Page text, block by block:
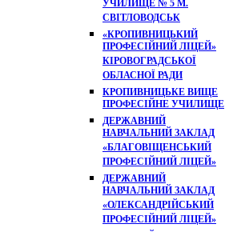
УЧИЛИЩЕ № 5 М.
СВІТЛОВОДСЬК
«КРОПИВНИЦЬКИЙ
ПРОФЕСІЙНИЙ ЛІЦЕЙ»
КІРОВОГРАДСЬКОЇ
ОБЛАСНОЇ РАДИ
КРОПИВНИЦЬКЕ ВИЩЕ
ПРОФЕСІЙНЕ УЧИЛИЩЕ
ДЕРЖАВНИЙ
НАВЧАЛЬНИЙ ЗАКЛАД
«БЛАГОВІЩЕНСЬКИЙ
ПРОФЕСІЙНИЙ ЛІЦЕЙ»
ДЕРЖАВНИЙ
НАВЧАЛЬНИЙ ЗАКЛАД
«ОЛЕКСАНДРІЙСЬКИЙ
ПРОФЕСІЙНИЙ ЛІЦЕЙ»